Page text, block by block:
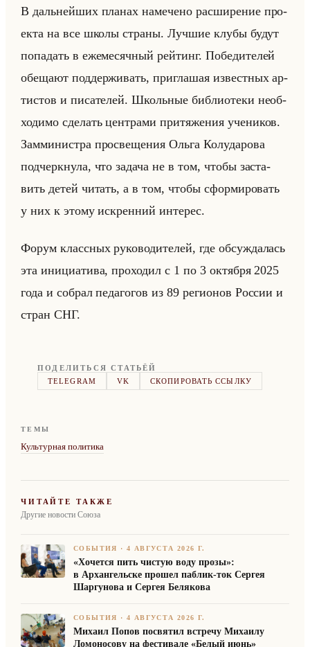
В дальнейших пла­нах на­ме­че­но рас­ши­ре­ние про­
ек­та на все школы стра­ны. Луч­шие клубы будут
по­па­дать в еже­ме­сяч­ный рейтинг. По­бе­ди­те­лей
обе­ща­ют под­дер­жи­вать, при­гла­шая из­вест­ных ар­
ти­стов и пи­са­те­лей. Школьные биб­лио­те­ки необ­
хо­ди­мо сде­лать цен­тра­ми при­тя­же­ния уче­ни­ков.
Зам­ми­ни­стра про­све­ще­ния Ольга Ко­лу­да­ро­ва
под­черк­ну­ла, что за­да­ча не в том, чтобы за­ста­
вить детей чи­тать, а в том, чтобы сфор­ми­ро­вать
у них к этому ис­крен­ний ин­те­рес.
Форум класс­ных ру­ко­во­ди­те­лей, где об­суж­да­лась
эта ини­ци­ати­ва, про­хо­дил с 1 по 3 ок­тяб­ря 2025
года и со­брал пе­да­го­гов из 89 ре­ги­онов Рос­сии и
стран СНГ.
ПОДЕЛИТЬСЯ СТАТЬЁЙ
TELEGRAM
VK СКОПИРОВАТЬ ССЫЛКУ
ТЕМЫ
Культурная политика
ЧИТАЙТЕ ТАКЖЕ
Другие новости Союза
СОБЫТИЯ ·4 АВГУСТА 2026 Г.
«Хочется пить чистую воду прозы»:
в Архангельске прошел паблик-ток Сергея
Шаргунова и Сергея Белякова
СОБЫТИЯ ·4 АВГУСТА 2026 Г.
Михаил Попов посвятил встречу Михаилу
Ломоносову на фестивале «Белый июнь»